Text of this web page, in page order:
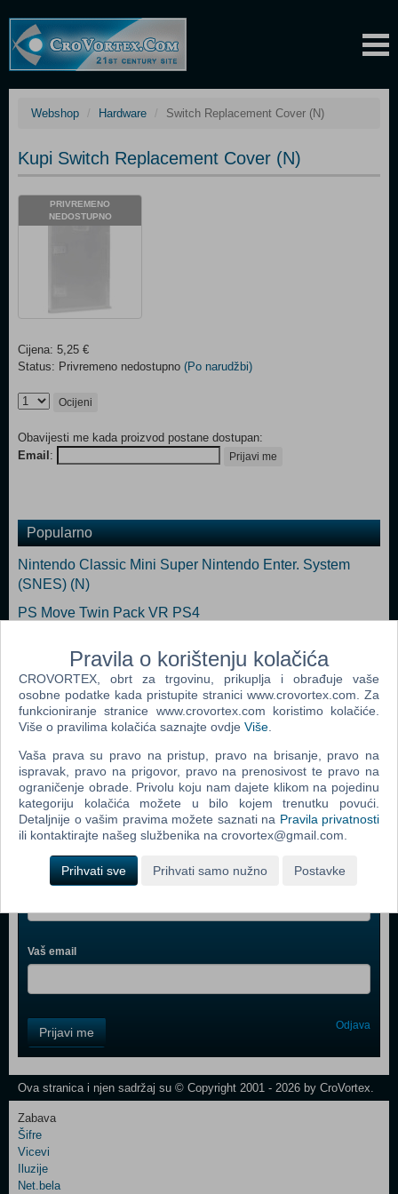
Webshop Hardware Switch Replacement Cover (N)
Kupi Switch Replacement Cover (N)
PRIVREMENO
NEDOSTUPNO
Cijena: 5,25 €
Status: Privremeno nedostupno (Po narudžbi)
Ocijeni
Obavijesti me kada proizvod postane dostupan:
Email : Prijavi me
Popularno
Nintendo Classic Mini Super Nintendo Enter. System
(SNES) (N)
PS Move Twin Pack VR PS4
PlayStation VR
PlayStation 4 500GB D Chassis Gold Lim.ed.+dodatni
Gold DS4 kont
Webshop newsletter
Ime i prezime
Vaš email
Field
One
Newsletter
Control
Field
Two
Prijavi me Odjava
Ova stranica i njen sadržaj su © Copyright 2001 - 2026 by CroVortex.
Zabava
Šifre
Vicevi
Iluzije
Net.bela
Pravila o korištenju kolačića
CROVORTEX, obrt za trgovinu, prikuplja i obrađuje vaše
osobne podatke kada pristupite stranici www.crovortex.com. Za
funkcioniranje stranice www.crovortex.com koristimo kolačiće.
Više o pravilima kolačića saznajte ovdje Više
Vaša prava su pravo na pristup, pravo na brisanje, pravo na
ispravak, pravo na prigovor, pravo na prenosivost te pravo na
ograničenje obrade. Privolu koju nam dajete klikom na pojedinu
kategoriju kolačića možete u bilo kojem trenutku povući.
Detaljnije o vašim pravima možete saznati na Pravila privatnosti
ili kontaktirajte našeg službenika na crovortex@gmail.com.
Prihvati sve Prihvati samo nužno Postavke